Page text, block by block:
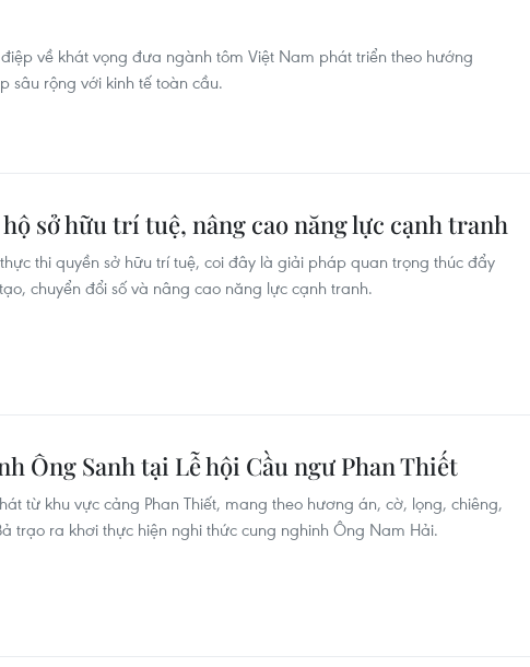
về khát vọng đưa ngành tôm Việt Nam phát triển theo hướng
sâu rộng với kinh tế toàn cầu.
sở hữu trí tuệ, nâng cao năng lực cạnh tranh
thi quyền sở hữu trí tuệ, coi đây là giải pháp quan trọng thúc đẩy
chuyển đổi số và nâng cao năng lực cạnh tranh.
Ông Sanh tại Lễ hội Cầu ngư Phan Thiết
từ khu vực cảng Phan Thiết, mang theo hương án, cờ, lọng, chiêng,
trạo ra khơi thực hiện nghi thức cung nghinh Ông Nam Hải.